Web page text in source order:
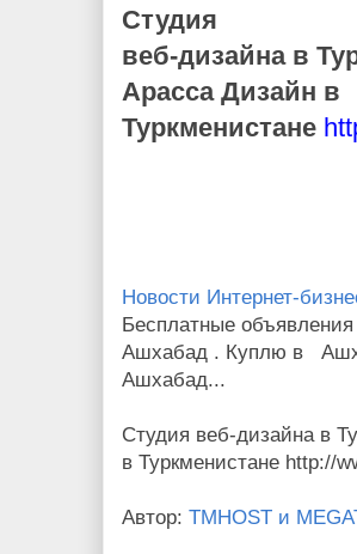
Студия
веб-дизайна в
Арасса Дизайн в
Туркменистане
Новости Интернет-
Бесплатные
Ашхабад . Куплю в
Ашхабад...
Студия веб-дизайна в
в Туркменистане http://
Автор: TMHOST и